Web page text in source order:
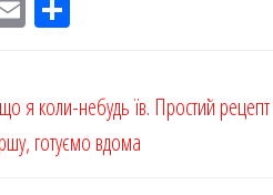
ис
я
я коли-небудь їв. Простий рецепт
готуємо вдома